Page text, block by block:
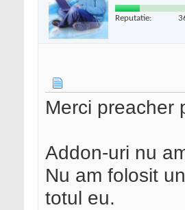
Reputatie:
Merci preacher
Addon-uri nu
Nu am folosit
totul eu.